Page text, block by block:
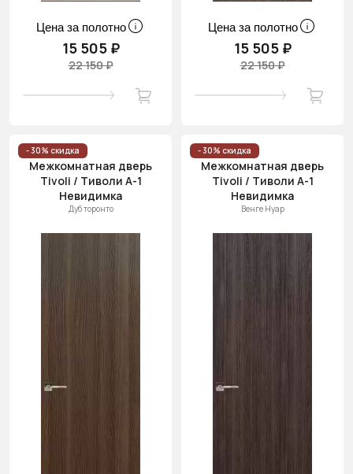
Цена за полотно
15 505 ₽
22 150 ₽
Цена за полотно
15 505 ₽
22 150 ₽
- 30% скидка
Межкомнатная дверь
Tivoli / Тиволи А-1
Невидимка
Дуб торонто
- 30% скидка
Межкомнатная дверь
Tivoli / Тиволи А-1
Невидимка
Венге Нуар